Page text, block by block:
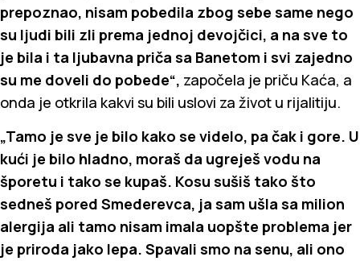
prepoznao, nisam pobedila zbog sebe same nego
su ljudi bili zli prema jednoj devojčici, a na sve to
je bila i ta ljubavna priča sa Banetom i svi zajedno
su me doveli do pobede“, započela je priču Kaća, a
onda je otkrila kakvi su bili uslovi za život u rijalitiju.
„Tamo je sve je bilo kako se videlo, pa čak i gore. U
kući je bilo hladno, moraš da ugreješ vodu na
šporetu i tako se kupaš. Kosu sušiš tako što
sedneš pored Smederevca, ja sam ušla sa milion
alergija ali tamo nisam imala uopšte problema jer
je priroda jako lepa. Spavali smo na senu, ali ono